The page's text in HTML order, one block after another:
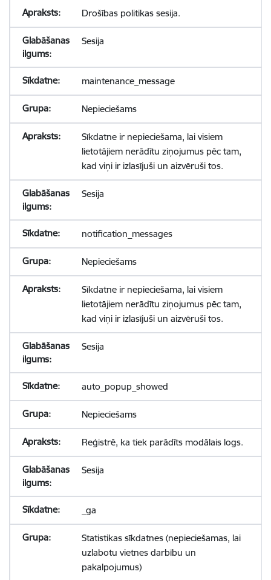
Drošības politikas sesija.
Sesija
maintenance_message
Nepieciešams
Sīkdatne ir nepieciešama, lai visiem
lietotājiem nerādītu ziņojumus pēc tam,
kad viņi ir izlasījuši un aizvēruši tos.
Sesija
notification_messages
Nepieciešams
Sīkdatne ir nepieciešama, lai visiem
lietotājiem nerādītu ziņojumus pēc tam,
kad viņi ir izlasījuši un aizvēruši tos.
Sesija
auto_popup_showed
Nepieciešams
Reģistrē, ka tiek parādīts modālais logs.
Sesija
_ga
Statistikas sīkdatnes (nepieciešamas, lai
uzlabotu vietnes darbību un
pakalpojumus)